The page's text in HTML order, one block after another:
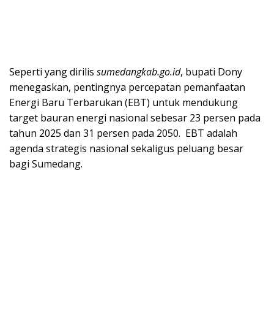
Seperti yang dirilis sumedangkab.go.id, bupati Dony
menegaskan, pentingnya percepatan pemanfaatan
Energi Baru Terbarukan (EBT) untuk mendukung
target bauran energi nasional sebesar 23 persen pada
tahun 2025 dan 31 persen pada 2050. EBT adalah
agenda strategis nasional sekaligus peluang besar
bagi Sumedang.